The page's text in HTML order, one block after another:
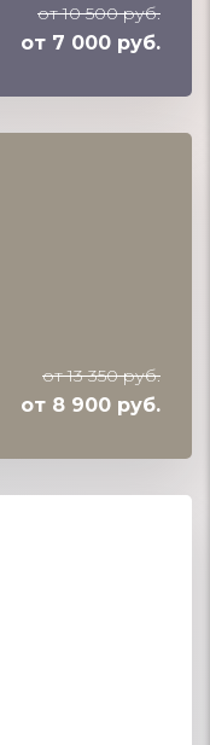
от 10 500 руб.
от 7 000 руб.
от 13 350 руб.
от 8 900 руб.